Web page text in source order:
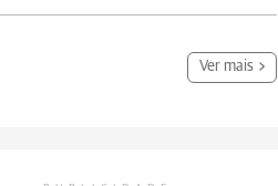
Ver mais